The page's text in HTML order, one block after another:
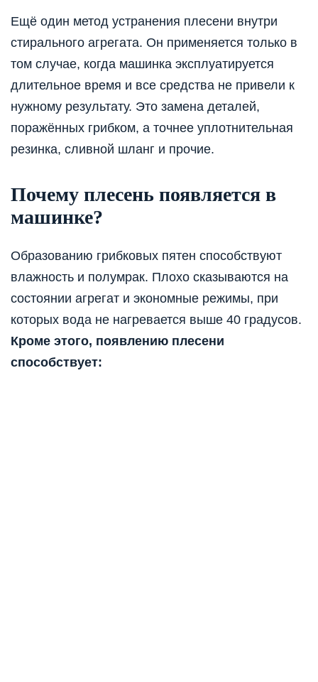
Ещё один метод устранения плесени внутри
стирального агрегата. Он применяется только в
том случае, когда машинка эксплуатируется
длительное время и все средства не привели к
нужному результату. Это замена деталей,
поражённых грибком, а точнее уплотнительная
резинка, сливной шланг и прочие.
Почему плесень появляется в
машинке?
Образованию грибковых пятен способствуют
влажность и полумрак. Плохо сказываются на
состоянии агрегат и экономные режимы, при
которых вода не нагревается выше 40 градусов.
Кроме этого, появлению плесени
способствует: